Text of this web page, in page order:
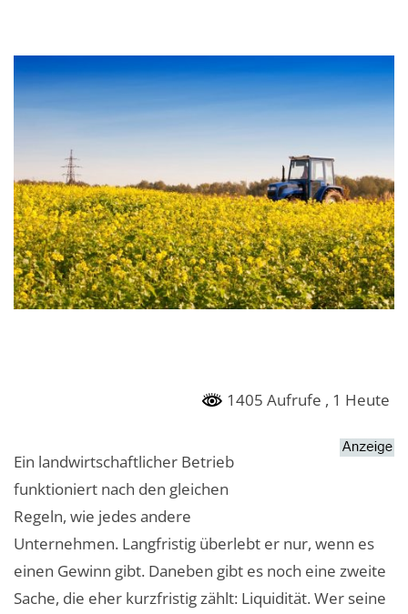
1405 Aufrufe , 1 Heute
Ein landwirtschaftlicher Betrieb
funktioniert nach den gleichen
Regeln, wie jedes andere
Unternehmen. Langfristig überlebt er nur, wenn es
einen Gewinn gibt. Daneben gibt es noch eine zweite
Sache, die eher kurzfristig zählt: Liquidität. Wer seine